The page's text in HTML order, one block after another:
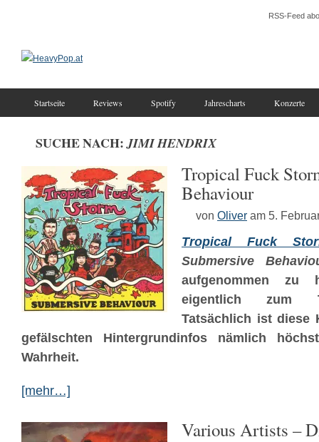
RSS-Feed
Startseite Reviews Spotify Jahrescharts Konzerte
SUCHE NACH:JIMI HENDRIX
Tropical Fuck
Behaviour
von Oliver am 5.
Tropical Fuck
Submersive
aufgenommen zu
eigentlich zum
Tatsächlich ist diese
gefälschten Hintergrundinfos nämlich
Wahrheit.
[mehr…]
Various Artists –